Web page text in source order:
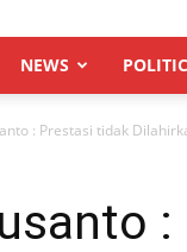
NEWS POLITIC
: Prestasi tidak